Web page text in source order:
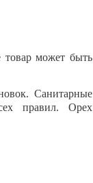
товар может быть
Санитарные
правил. Орех